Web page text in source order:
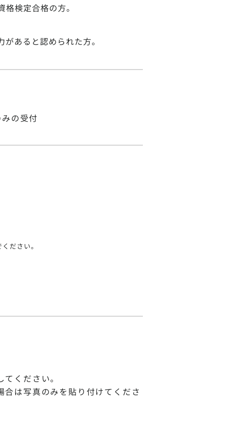
検定合格の方。
あると認められた方。
の受付
ださい。
ください。
は写真のみを貼り付けてくださ